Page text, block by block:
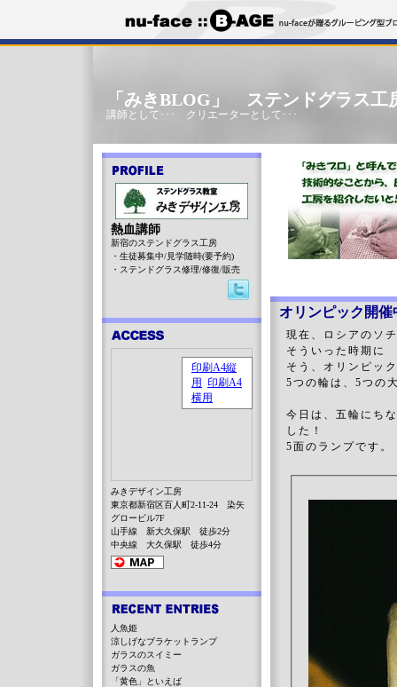
「みきBLOG」 ステンドグラス工
講師として･･･ クリエーターとして･･･
オリンピック開
現在、ロシアのソ
そういった時期
そう、オリンピッ
5つの輪は、5つの
今日は、五輪に
した！
5面のランプです
熱血講師
新宿のステンドグラス工房
・生徒募集中/見学随時(要予約)
・ステンドグラス修理/修復/販売
みきデザイン工房
東京都新宿区百人町2-11-24 染矢
グロービル7F
山手線 新大久保駅 徒歩2分
中央線 大久保駅 徒歩4分
人魚姫
涼しげなブラケットランプ
ガラスのスイミー
ガラスの魚
「黄色」といえば